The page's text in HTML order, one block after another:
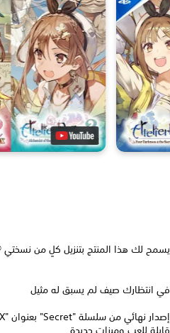
يسمح لك هذا المنتج بتنزيل كلٍ من نسختي PS4®‎ و PS5®‎الرقميتين لهذه اللعبة.
في انتظارك صيف لم يسبق له مثيل
قابلة للعب وميزات جديدة.